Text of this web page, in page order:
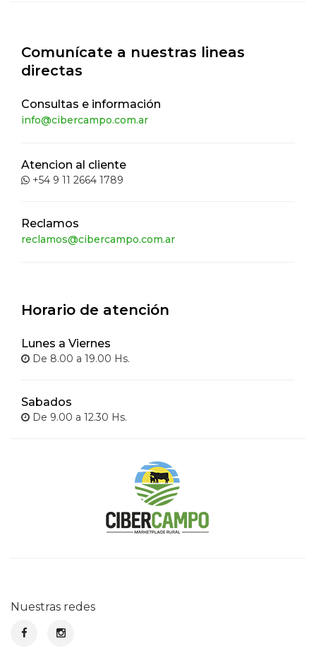
Comunícate a nuestras lineas
directas
Consultas e información
info@cibercampo.com.ar
Atencion al cliente
+54 9 11 2664 1789
Reclamos
reclamos@cibercampo.com.ar
Horario de atención
Lunes a Viernes
De 8.00 a 19.00 Hs.
Sabados
De 9.00 a 12.30 Hs.
Nuestras redes